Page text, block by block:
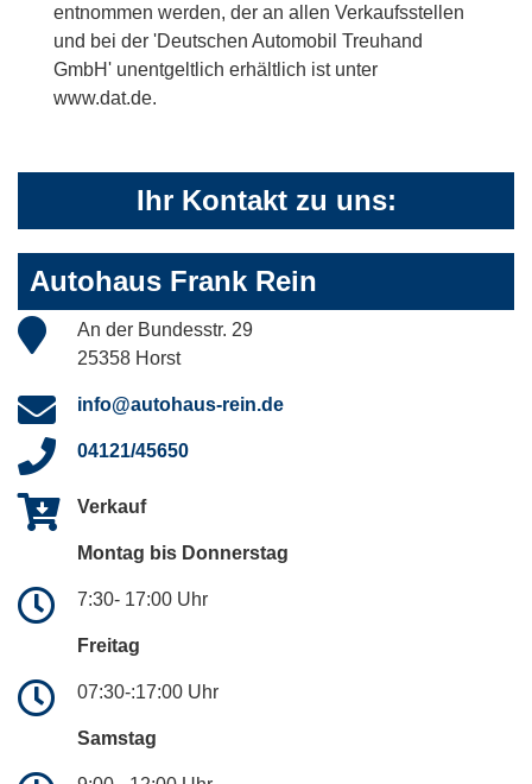
entnommen werden, der an allen Verkaufsstellen
und bei der 'Deutschen Automobil Treuhand
GmbH' unentgeltlich erhältlich ist unter
www.dat.de.
Ihr Kontakt zu uns:
Autohaus Frank Rein
An der Bundesstr. 29
25358 Horst
info@autohaus-rein.de
04121/45650
Verkauf
Montag bis Donnerstag
7:30- 17:00 Uhr
Freitag
07:30-:17:00 Uhr
Samstag